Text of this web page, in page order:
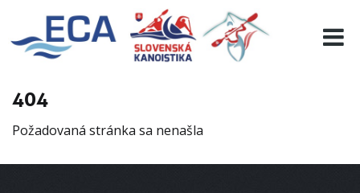
404
Požadovaná stránka sa nenašla
EURO 19
INFO
RESULTS